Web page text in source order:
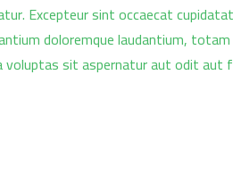
Excepteur sint occaecat
doloremque laudantium,
sit aspernatur aut odit